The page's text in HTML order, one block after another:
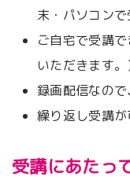
末・パソコンで
ご自宅で受講
いただきます。
録画配信なので
繰り返し受講が
受講にあたっ